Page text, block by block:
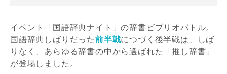
イベント「国語辞典ナイト」の辞書ビブリオバトル。
国語辞典しばりだった前半戦につづく後半戦は、しば
りなく、あらゆる辞書の中から選ばれた「推し辞書」
が登場しました。